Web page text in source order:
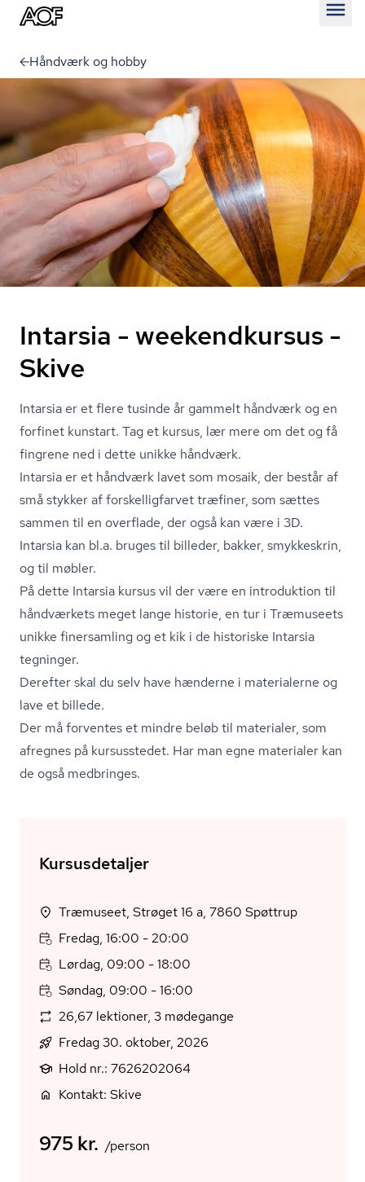
Håndværk og hobby
Intarsia - weekendkursus -
Skive
Intarsia er et flere tusinde år gammelt håndværk og en
forfinet kunstart. Tag et kursus, lær mere om det og få
fingrene ned i dette unikke håndværk.
Intarsia er et håndværk lavet som mosaik, der består af
små stykker af for­skel­lig­far­vet træfiner, som sættes
sammen til en overflade, der også kan være i 3D.
Intarsia kan bl.a. bruges til billeder, bakker, smykkeskrin,
og til møbler.
På dette Intarsia kursus vil der være en introduktion til
håndværkets meget lange historie, en tur i Træmuseets
unikke finersamling og et kik i de historiske Intarsia
tegninger.
Derefter skal du selv have hænderne i materialerne og
lave et billede.
Der må forventes et mindre beløb til materialer, som
afregnes på kursusstedet. Har man egne materialer kan
de også medbringes.
Kursusdetaljer
Træmuseet, Strøget 16 a, 7860 Spøttrup
Fredag, 16:00 - 20:00
Lørdag, 09:00 - 18:00
Søndag, 09:00 - 16:00
26,67 lektioner, 3 mødegange
Fredag 30. oktober, 2026
Hold nr.: 7626202064
Kontakt: Skive
975 kr. /person